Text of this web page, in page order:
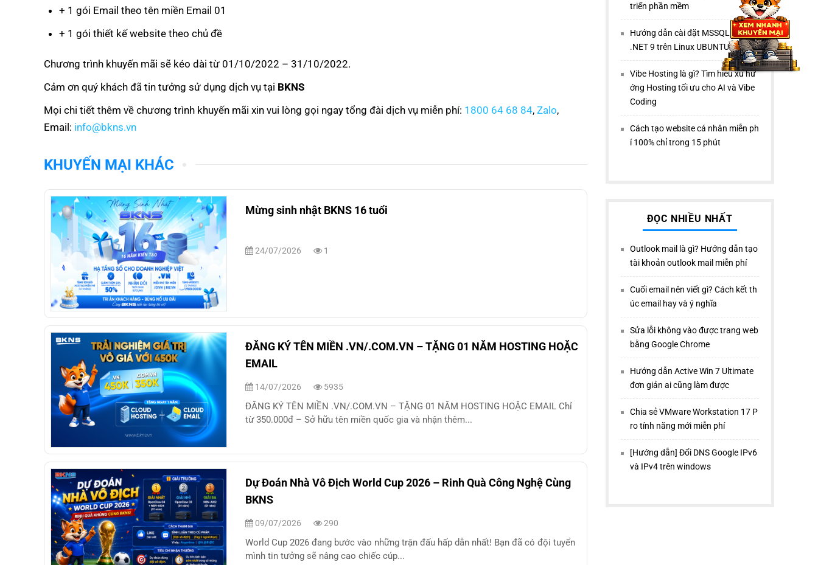
+ 1 gói Email theo tên miền Email 01
+ 1 gói thiết kế website theo chủ đề
Chương trình khuyến mãi sẽ kéo dài từ 01/10/2022 – 31/10/2022.
Cảm ơn quý khách đã tin tưởng sử dụng dịch vụ tại BKNS
Mọi chi tiết thêm về chương trình khuyến mãi xin vui lòng gọi ngay tổng đài dịch vụ miễn phí: 1800 64 68 84, Zalo,
Email: info@bkns.vn
KHUYẾN MẠI KHÁC
Mừng sinh nhật BKNS 16 tuổi
24/07/2026 1
ĐĂNG KÝ TÊN MIỀN .VN/.COM.VN – TẶNG 01 NĂM HOSTING HOẶC
EMAIL
14/07/2026 5935
ĐĂNG KÝ TÊN MIỀN .VN/.COM.VN – TẶNG 01 NĂM HOSTING HOẶC EMAIL Chỉ
từ 350.000đ – Sở hữu tên miền quốc gia và nhận thêm...
Dự Đoán Nhà Vô Địch World Cup 2026 – Rinh Quà Công Nghệ Cùng
BKNS
09/07/2026 290
World Cup 2026 đang bước vào những trận đấu hấp dẫn nhất! Bạn đã có đội tuyển
mình tin tưởng sẽ nâng cao chiếc cúp...
triển phần mềm
Hướng dẫn cài đặt MSSQL 2022 +
.NET 9 trên Linux UBUNTU 22.04
Vibe Hosting là gì? Tìm hiểu xu hư
ớng Hosting tối ưu cho AI và Vibe
Coding
Cách tạo website cá nhân miễn ph
í 100% chỉ trong 15 phút
ĐỌC NHIỀU NHẤT
Outlook mail là gì? Hướng dẫn tạo
tài khoản outlook mail miễn phí
Cuối email nên viết gì? Cách kết th
úc email hay và ý nghĩa
Sửa lỗi không vào được trang web
bằng Google Chrome
Hướng dẫn Active Win 7 Ultimate
đơn giản ai cũng làm được
Chia sẻ VMware Workstation 17 P
ro tính năng mới miễn phí
[Hướng dẫn] Đổi DNS Google IPv6
và IPv4 trên windows